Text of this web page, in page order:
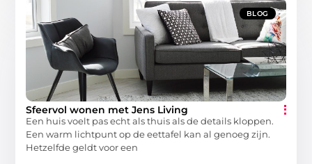
BLOG
Sfeervol wonen met Jens Living
Een huis voelt pas echt als thuis als de details kloppen.
Een warm lichtpunt op de eettafel kan al genoeg zijn.
Hetzelfde geldt voor een